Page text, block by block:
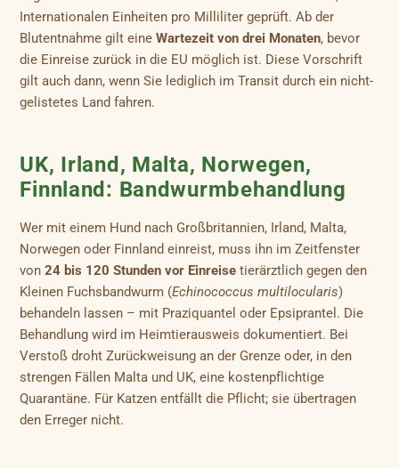
Internationalen Einheiten pro Milliliter geprüft. Ab der
Blutentnahme gilt eineWartezeit von drei Monaten, bevor
die Einreise zurück in die EU möglich ist. Diese Vorschrift
gilt auch dann, wenn Sie lediglich im Transit durch ein nicht-
gelistetes Land fahren.
UK, Irland, Malta, Norwegen,
Finnland: Bandwurmbehandlung
Wer mit einem Hund nach Großbritannien, Irland, Malta,
Norwegen oder Finnland einreist, muss ihn im Zeitfenster
von24 bis 120 Stunden vor Einreise tierärztlich gegen den
Kleinen Fuchsbandwurm (Echinococcus multilocularis)
behandeln lassen – mit Praziquantel oder Epsiprantel. Die
Behandlung wird im Heimtierausweis dokumentiert. Bei
Verstoß droht Zurückweisung an der Grenze oder, in den
strengen Fällen Malta und UK, eine kostenpflichtige
Quarantäne. Für Katzen entfällt die Pflicht; sie übertragen
den Erreger nicht.